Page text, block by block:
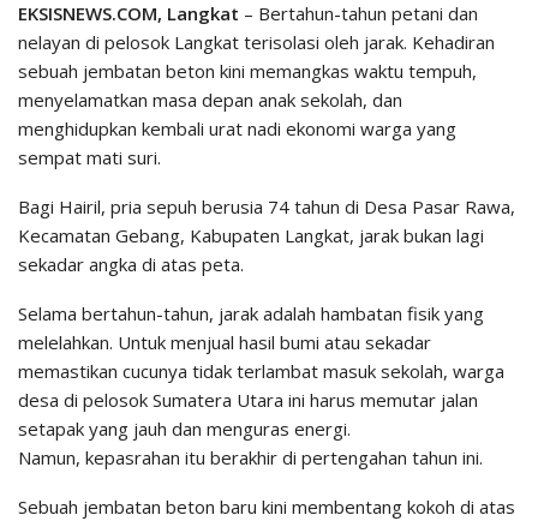
EKSISNEWS.COM, Langkat – Bertahun-tahun petani dan
nelayan di pelosok Langkat terisolasi oleh jarak. Kehadiran
sebuah jembatan beton kini memangkas waktu tempuh,
menyelamatkan masa depan anak sekolah, dan
menghidupkan kembali urat nadi ekonomi warga yang
sempat mati suri.
​Bagi Hairil, pria sepuh berusia 74 tahun di Desa Pasar Rawa,
Kecamatan Gebang, Kabupaten Langkat, jarak bukan lagi
sekadar angka di atas peta.
Selama bertahun-tahun, jarak adalah hambatan fisik yang
melelahkan. Untuk menjual hasil bumi atau sekadar
memastikan cucunya tidak terlambat masuk sekolah, warga
desa di pelosok Sumatera Utara ini harus memutar jalan
setapak yang jauh dan menguras energi.
​Namun, kepasrahan itu berakhir di pertengahan tahun ini.
Sebuah jembatan beton baru kini membentang kokoh di atas